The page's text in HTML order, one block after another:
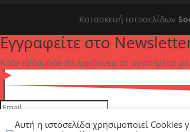
Κατασκευή ιστοσελίδων
Αυτή η ιστοσελίδα χρησιμοποιεί Cookies
Εγγραφείτε στο
Κάθε εβδομάδα θα λαμβάνεις τα αγαπημένα
Εγγραφή